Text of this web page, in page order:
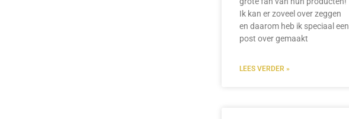
Ik kan er zoveel over zeggen
en daarom heb ik speciaal een
post over gemaakt
LEES VERDER »